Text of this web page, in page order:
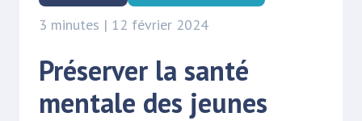
3 minutes | 12 février 2024
Préserver la santé
mentale des jeunes